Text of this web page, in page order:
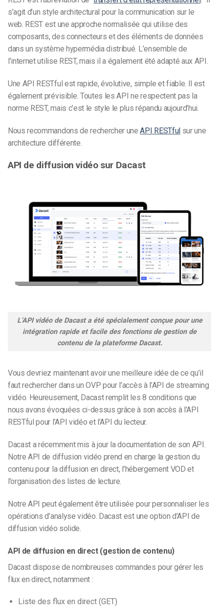
s’agit d’un style architectural pour la communication sur le
web. REST est une approche normalisée qui utilise des
composants, des connecteurs et des éléments de données
dans un système hypermédia distribué. L’ensemble de
l’internet utilise REST, mais il a également été adapté aux API.
Une API RESTful est rapide, évolutive, simple et fiable. Il est
également prévisible. Toutes les API ne respectent pas la
norme REST, mais c’est le style le plus répandu aujourd’hui.
Nous recommandons de rechercher uneAPI RESTfulsur une
architecture différente.
API de diffusion vidéo sur Dacast
L’API vidéo de Dacast a été spécialement conçue pour une
intégration rapide et facile des fonctions de gestion de
contenu de la plateforme Dacast.
Vous devriez maintenant avoir une meilleure idée de ce qu’il
faut rechercher dans un OVP pour l’accès à l’API de streaming
vidéo. Heureusement, Dacast remplit les 8 conditions que
nous avons évoquées ci-dessus grâce à son accès à l’API
RESTful pour l’API vidéo et l’API du lecteur.
Dacast a récemment mis à jour la documentation de son API.
Notre API de diffusion vidéo prend en charge la gestion du
contenu pour la diffusion en direct, l’hébergement VOD et
l’organisation des listes de lecture.
Notre API peut également être utilisée pour personnaliser les
opérations d’analyse vidéo. Dacast est une option d’API de
diffusion vidéo solide.
API de diffusion en direct (gestion de contenu)
Dacast dispose de nombreuses commandes pour gérer les
flux en direct, notamment :
Liste des flux en direct (GET)